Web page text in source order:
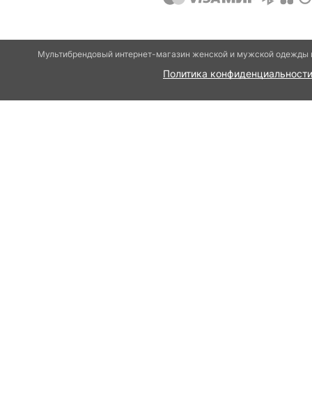
Мультибрендовый интернет-магазин женской и мужской
Политика конфиденциальности